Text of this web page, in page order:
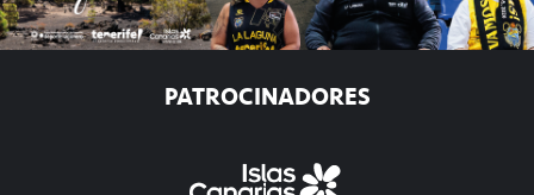
PATROCINADORES